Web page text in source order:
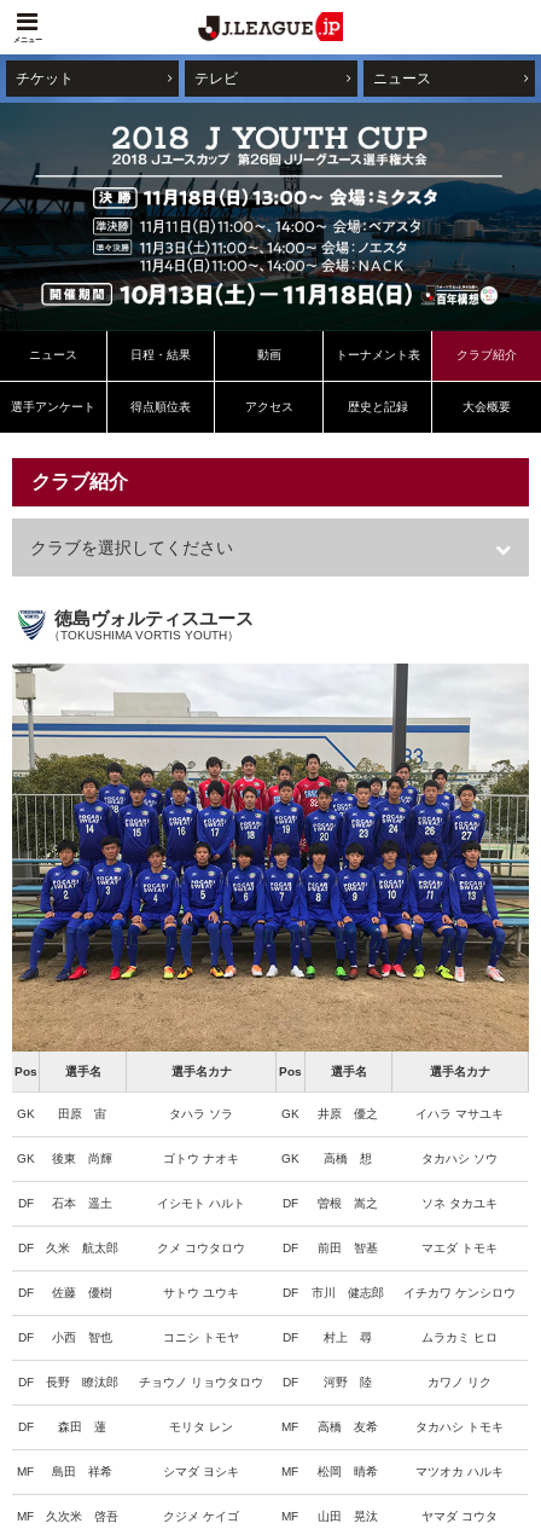
メニュー
チケット テレビ ニュース
ニュース 日程・結果 動画 トーナメント表 クラブ紹介
選手アンケート 得点順位表 アクセス 歴史と記録 大会概要
クラブ紹介
クラブを選択してください
徳島ヴォルティスユース
（TOKUSHIMA VORTIS YOUTH）
Pos 選手名 選手名カナ Pos 選手名 選手名カナ
GK 田原 宙 タハラ ソラ GK 井原 優之 イハラ マサユキ
GK 後東 尚輝 ゴトウ ナオキ GK 高橋 想 タカハシ ソウ
DF 石本 遥土 イシモト ハルト DF 曽根 嵩之 ソネ タカユキ
DF 久米 航太郎 クメ コウタロウ DF 前田 智基 マエダ トモキ
DF 佐藤 優樹 サトウ ユウキ DF 市川 健志郎 イチカワ ケンシロウ
DF 小西 智也 コニシ トモヤ DF 村上 尋 ムラカミ ヒロ
DF 長野 瞭汰郎 チョウノ リョウタロウ DF 河野 陸 カワノ リク
DF 森田 蓮 モリタ レン MF 高橋 友希 タカハシ トモキ
MF 島田 祥希 シマダ ヨシキ MF 松岡 晴希 マツオカ ハルキ
MF 久次米 啓吾 クジメ ケイゴ MF 山田 晃汰 ヤマダ コウタ